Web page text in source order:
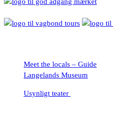
Meet the locals – Guide
Langelands Museum
Usynligt teater